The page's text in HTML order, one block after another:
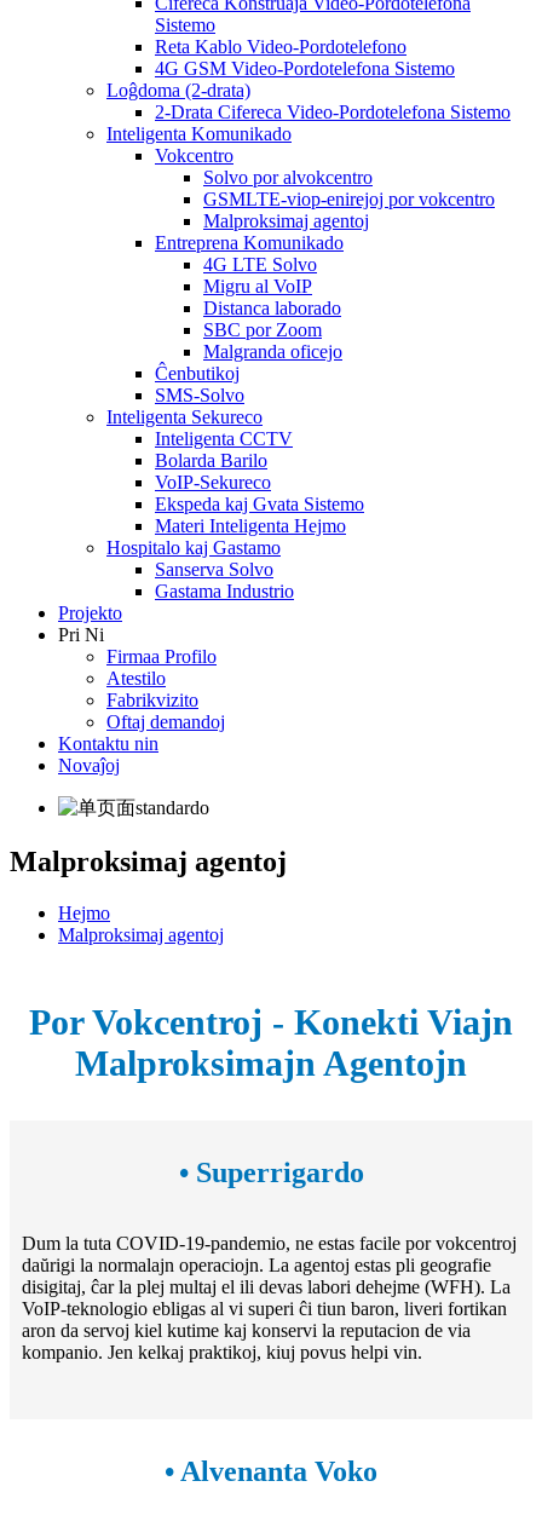
Sistemo
Reta Kablo Video-Pordotelefono
4G GSM Video-Pordotelefona Sistemo
Loĝdoma (2-drata)
2-Drata Cifereca Video-Pordotelefona Sistemo
Inteligenta Komunikado
Vokcentro
Solvo por alvokcentro
GSMLTE-viop-enirejoj por vokcentro
Malproksimaj agentoj
Entreprena Komunikado
4G LTE Solvo
Migru al VoIP
Distanca laborado
SBC por Zoom
Malgranda oficejo
Ĉenbutikoj
SMS-Solvo
Inteligenta Sekureco
Inteligenta CCTV
Bolarda Barilo
VoIP-Sekureco
Ekspeda kaj Gvata Sistemo
Materi Inteligenta Hejmo
Hospitalo kaj Gastamo
Sanserva Solvo
Gastama Industrio
Projekto
Pri Ni
Firmaa Profilo
Atestilo
Fabrikvizito
Oftaj demandoj
Kontaktu nin
Novaĵoj
Malproksimaj agentoj
Hejmo
Malproksimaj agentoj
Por Vokcentroj - Konekti Viajn
Malproksimajn Agentojn
• Superrigardo
Dum la tuta COVID-19-pandemio, ne estas facile por vokcentroj
daŭrigi la normalajn operaciojn. La agentoj estas pli geografie
disigitaj, ĉar la plej multaj el ili devas labori dehejme (WFH). La
VoIP-teknologio ebligas al vi superi ĉi tiun baron, liveri fortikan
aron da servoj kiel kutime kaj konservi la reputacion de via
kompanio. Jen kelkaj praktikoj, kiuj povus helpi vin.
• Alvenanta Voko